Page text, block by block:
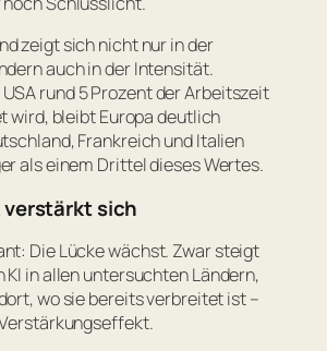
zeigt sich nicht nur in der
auch in der Intensität.
rund 5 Prozent der Arbeitszeit
wird, bleibt Europa deutlich
Frankreich und Italien
als einem Drittel dieses Wertes.
verstärkt sich
Die Lücke wächst. Zwar steigt
KI in allen untersuchten Ländern,
wo sie bereits verbreitet ist –